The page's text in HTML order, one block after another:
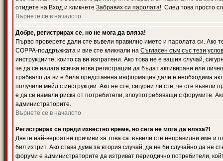
отидете на Вход и кликнете Забравих си паролата!. След това просто
Върнете се в началото
Добре, регистрирах се, но не мога да вляза!
Първо проверете дали сте въвели правилно името и паролата си. Ако
COPPA-поддръжката и вие сте кликнали на Съгласен съм със тези
инструкциите, които са ви изпратени. Ако това не е вашия случай,
че да се налага всички нови регистрации да бъдат активирани или
трябвало да ви е била представена информация дали е необходима
получили мейл с инструкции. Ако не сте, сигурни ли сте, че сте
е да се намали риска от потребители, злоупотребяващи с форумите.
администраторите.
Върнете се в началото
Регистрирах се преди известно време, но сега не мога да вляза?!
Двете най-вероятни причини за това са: въвели сте неправилни име и
бил изтрит. Ако става дума за втория случай, да не би случайно да
форуми е администраторите да изтриват периодично потребители,